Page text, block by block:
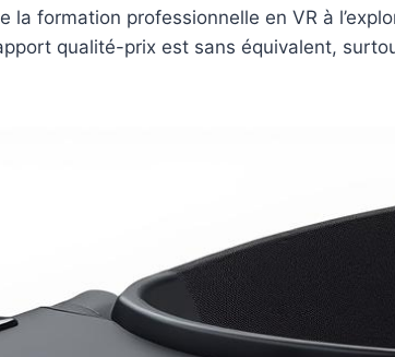
la formation professionnelle en VR à
qualité-prix est sans équivalent,